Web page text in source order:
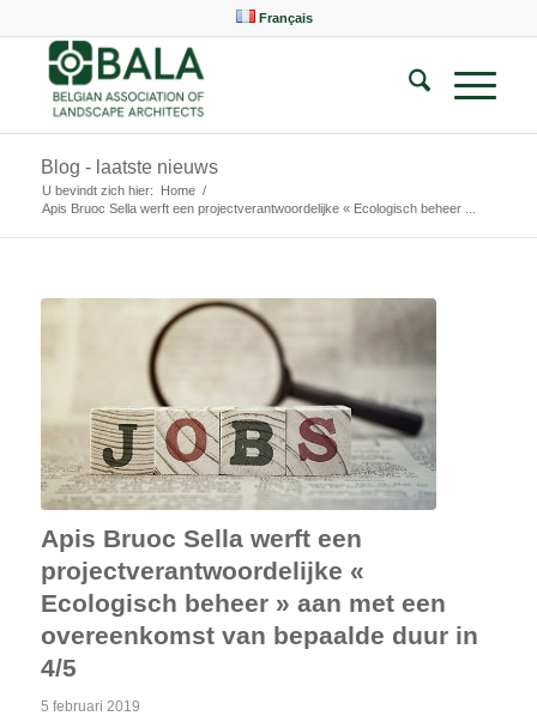
Français
Blog - laatste nieuws
U bevindt zich hier: Home /
Apis Bruoc Sella werft een projectverantwoordelijke « Ecologisch beheer ...
Apis Bruoc Sella werft een
projectverantwoordelijke «
Ecologisch beheer » aan met een
overeenkomst van bepaalde duur in
4/5
5 februari 2019